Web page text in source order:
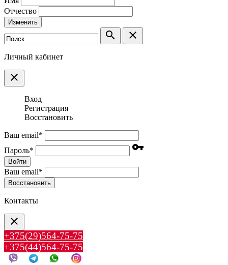
Отчество
Изменить
search clear
Личный кабинет
clear
Вход
Регистрация
Восстановить
Ваш email*
Пароль* vpn_key
Войти
Ваш email*
Воcстановить
Контакты
clear
+375(29)564-75-75
+375(44)564-75-75